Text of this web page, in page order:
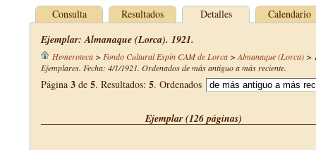
Consulta Resultados Detalles Calendario
Ejemplar: Almanaque (Lorca). 1921.
Hemeroteca> Fondo Cultural Espín CAM de Lorca> Almanaque (Lorca)>
Ejemplares. Fecha: 4/1/1921. Ordenados de más antiguo a más reciente.
Página 3 de 5. Resultados: 5. Ordenados
Ejemplar (126 páginas)